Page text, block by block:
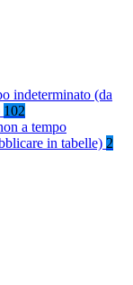
indeterminato (da
102
a tempo
in tabelle) 2